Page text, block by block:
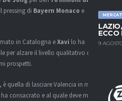
ECCO
9
pressing di Bayern Monaco e
in Catalogna eXavi lo ha
per alzare il livello qualitativo di un
prospetti.
quella di lasciare Valencia in modo
consacrato e al quale deve molto